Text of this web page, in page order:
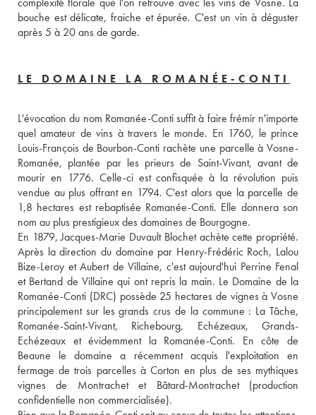
bouche est délicate, fraiche et épurée. C'est un vin à déguster
après 5 à 20 ans de garde.
LE DOMAINE LA ROMANÉE-CONTI
L'évocation du nom Romanée-Conti suffit à faire frémir n'importe
quel amateur de vins à travers le monde. En 1760, le prince
Louis-François de Bourbon-Conti rachète une parcelle à Vosne-
Romanée, plantée par les prieurs de Saint-Vivant, avant de
mourir en 1776. Celle-ci est confisquée à la révolution puis
vendue au plus offrant en 1794. C'est alors que la parcelle de
1,8 hectares est rebaptisée Romanée-Conti. Elle donnera son
nom au plus prestigieux des domaines de Bourgogne.
En 1879, Jacques-Marie Duvault Blochet achète cette propriété.
Après la direction du domaine par Henry-Frédéric Roch, Lalou
Bize-Leroy et Aubert de Villaine, c'est aujourd'hui Perrine Fenal
et Bertand de Villaine qui ont repris la main. Le Domaine de la
Romanée-Conti (DRC) possède 25 hectares de vignes à Vosne
principalement sur les grands crus de la commune : La Tâche,
Romanée-Saint-Vivant, Richebourg, Echézeaux, Grands-
Echézeaux et évidemment la Romanée-Conti. En côte de
Beaune le domaine a récemment acquis l'exploitation en
fermage de trois parcelles à Corton en plus de ses mythiques
vignes de Montrachet et Bâtard-Montrachet (production
confidentielle non commercialisée).